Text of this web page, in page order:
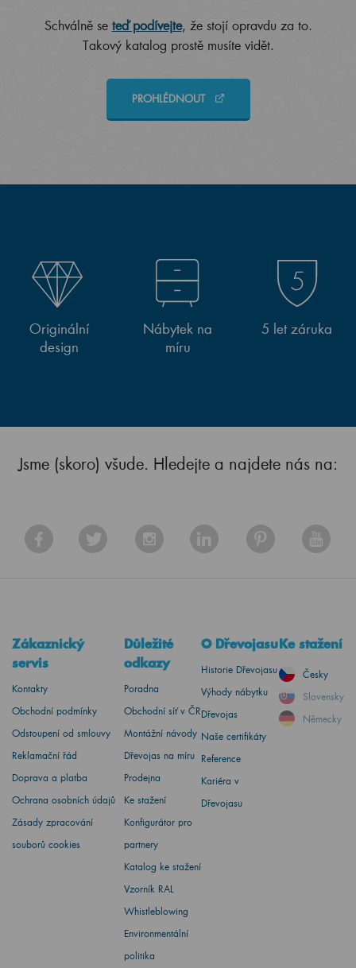
Schválně se teď podívejte, že stojí opravdu za to.
Takový katalog prostě musíte vidět.
PROHLÉDNOUT
Originální
design
Nábytek na
míru
5 let záruka
Jsme (skoro) všude. Hledejte a najdete nás na:
Zákaznický
servis
Kontakty
Obchodní podmínky
Odstoupení od smlouvy
Reklamační řád
Doprava a platba
Ochrana osobních údajů
Zásady zpracování
souborů cookies
Důležité
odkazy
Poradna
Obchodní síť v ČR
Montážní návody
Dřevojas na míru
Prodejna
Ke stažení
Konfigurátor pro
partnery
Katalog ke stažení
Vzorník RAL
Whistleblowing
Environmentální
politika
O Dřevojasu
Historie Dřevojasu
Výhody nábytku
Dřevojas
Naše certifikáty
Reference
Kariéra v
Dřevojasu
Ke stažení
Česky
Slovensky
Německy